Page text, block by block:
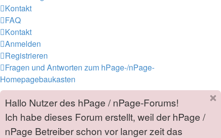
Kontakt
FAQ
Kontakt
Anmelden
Registrieren
Fragen und Antworten zum hPage-/nPage-
Homepagebaukasten
Hallo Nutzer des hPage / nPage-Forums!
Ich habe dieses Forum erstellt, weil der hPage /
nPage Betreiber schon vor langer zeit das